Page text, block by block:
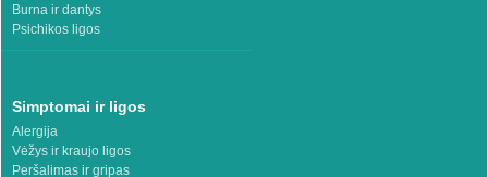
Burna ir dantys
Psichikos ligos
Simptomai ir ligos
Alergija
Vėžys ir kraujo ligos
Peršalimas ir gripas